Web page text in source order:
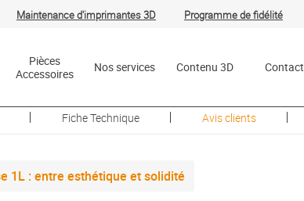
Maintenance d'imprimantes 3D Programme de fidélité
Pièces
Accessoires
Nos services Contenu 3D Contact
Fiche Technique Avis clients
1L : entre esthétique et solidité